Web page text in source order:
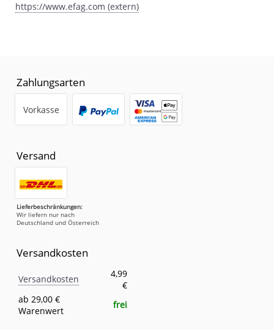
https://www.efag.com (extern)
Zahlungsarten
Vorkasse
Versand
Lieferbeschränkungen:
Wir liefern nur nach
Deutschland und Österreich
Versandkosten
Eigenschaft
Versandkosten
4,99
€
ab 29,00 €
Warenwert
frei